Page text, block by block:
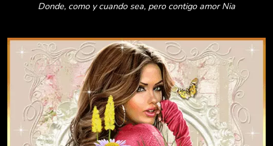
Donde, como y cuando sea, pero contigo amor Nia